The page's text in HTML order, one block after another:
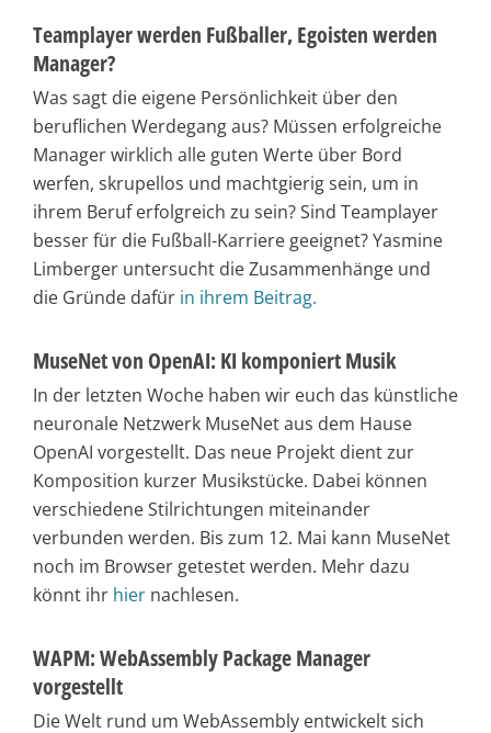
Teamplayer werden Fußballer, Egoisten werden
Manager?
Was sagt die eigene Persönlichkeit über den
beruflichen Werdegang aus? Müssen erfolgreiche
Manager wirklich alle guten Werte über Bord
werfen, skrupellos und machtgierig sein, um in
ihrem Beruf erfolgreich zu sein? Sind Teamplayer
besser für die Fußball-Karriere geeignet? Yasmine
Limberger untersucht die Zusammenhänge und
die Gründe dafür in ihrem Beitrag.
MuseNet von OpenAI: KI komponiert Musik
In der letzten Woche haben wir euch das künstliche
neuronale Netzwerk MuseNet aus dem Hause
OpenAI vorgestellt. Das neue Projekt dient zur
Komposition kurzer Musikstücke. Dabei können
verschiedene Stilrichtungen miteinander
verbunden werden. Bis zum 12. Mai kann MuseNet
noch im Browser getestet werden. Mehr dazu
könnt ihr hier nachlesen.
WAPM: WebAssembly Package Manager
vorgestellt
Die Welt rund um WebAssembly entwickelt sich